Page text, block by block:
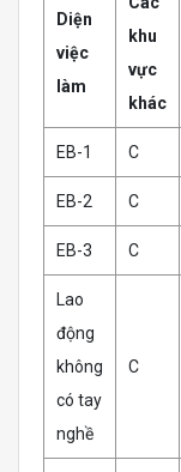
Diện
việc
làm
khu
vực
khác
EB-1 C
EB-2 C
EB-3 C
Lao
động
không
có tay
nghề
C